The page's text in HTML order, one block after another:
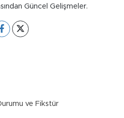
Güncel Gelişmeler.
ve Fikstür